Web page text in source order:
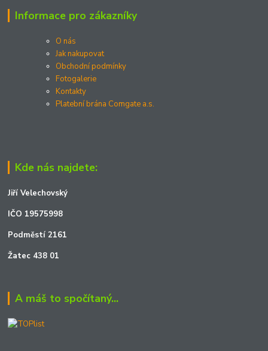
Informace pro zákazníky
O nás
Jak nakupovat
Obchodní podmínky
Fotogalerie
Kontakty
Platební brána Comgate a.s.
Kde nás najdete:
Jiří Velechovský
IČO 19575998
Podměstí 2161
Žatec 438 01
A máš to spočítaný...